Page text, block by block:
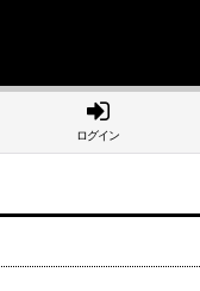
ログイン